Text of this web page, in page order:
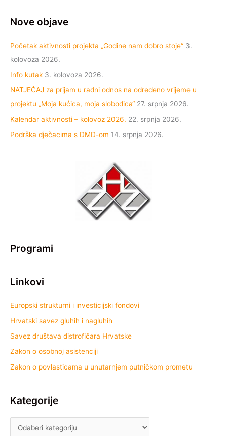
Nove objave
Početak aktivnosti projekta „Godine nam dobro stoje“ 3.
kolovoza 2026.
Info kutak 3. kolovoza 2026.
NATJEČAJ za prijam u radni odnos na određeno vrijeme u
projektu „Moja kućica, moja slobodica“ 27. srpnja 2026.
Kalendar aktivnosti – kolovoz 2026. 22. srpnja 2026.
Podrška dječacima s DMD-om 14. srpnja 2026.
Programi
Linkovi
Europski strukturni i investicijski fondovi
Hrvatski savez gluhih i nagluhih
Savez društava distrofičara Hrvatske
Zakon o osobnoj asistenciji
Zakon o povlasticama u unutarnjem putničkom prometu
Kategorije